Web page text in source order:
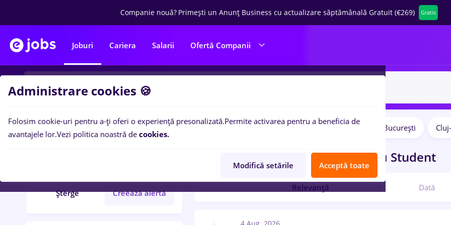
Companie nouă? Primești un Anunț Business cu actualizare săptămânală Gratuit (€269) Gratis
Joburi Cariera Salarii Ofertă Companii
Filtre
Șterge Creează alertă
București
editarepentru Student
Relevanță Dată
Administrare cookies 🍪
Folosim cookie-uri pentru a-ți oferi o experiență presonalizată.Permite activarea pentru a beneficia de
avantajele lor.Vezi politica noastră de cookies.
Modifică setările Acceptă toate